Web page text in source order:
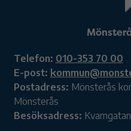
Telefon: 010-353 70 00
E-post:
Postadress: Mönsterås
Mönsterås
Besöksadress: